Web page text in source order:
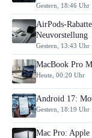
Gestern, 18:46 Uhr
AirPods-
Neuvorstellung
Gestern, 13:43 Uhr
MacBook Pro
Heute, 00:20 Uhr
Android 17:
Gestern, 18:19 Uhr
Mac Pro: Apple